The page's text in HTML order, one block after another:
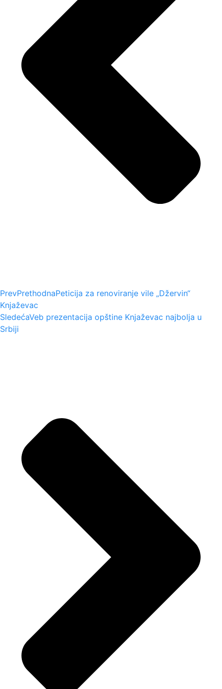
PrevPrethodnaPeticija za renoviranje vile „Džervin“
Knjaževac
SledećaVeb prezentacija opštine Knjaževac najbolja u
Srbiji